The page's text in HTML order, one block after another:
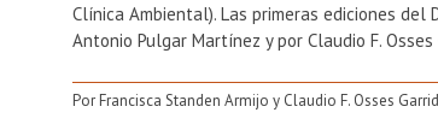
Clínica Ambiental). Las primeras ediciones
Antonio Pulgar Martínez y por Claudio F. Osses
Por Francisca Standen Armijo y Claudio F. Osses